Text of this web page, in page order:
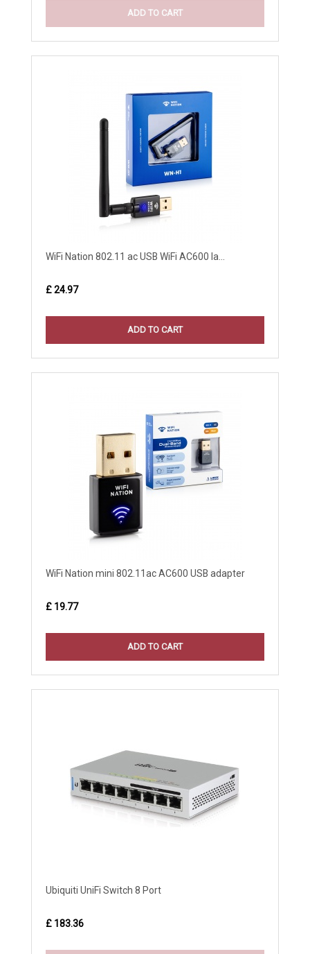
ADD TO CART
WiFi Nation 802.11 ac USB WiFi AC600 la...
£ 24.97
ADD TO CART
WiFi Nation mini 802.11ac AC600 USB adapter
£ 19.77
ADD TO CART
Ubiquiti UniFi Switch 8 Port
£ 183.36